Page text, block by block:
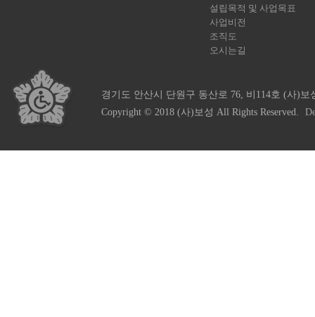
설립목적 및 사업목표
사업비전
조직도
오시는길
경기도 안산시 단원구 동산로 76, 비114호 (사)보
Copyright © 2018 (사)보성 All Rights Reserved.